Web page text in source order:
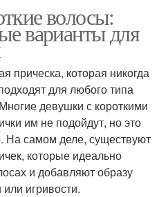
волосы:
варианты для
прическа, которая никогда
для любого типа
девушки с короткими
им не подойдут, но это
На самом деле, существуют
которые идеально
и добавляют образу
игривости.